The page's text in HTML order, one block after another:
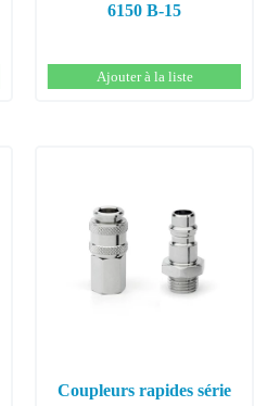
6150 B-15
Ajouter à la liste
Coupleurs rapides série